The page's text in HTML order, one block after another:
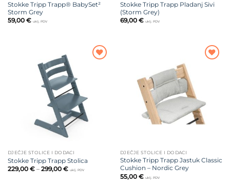
Stokke Tripp Trapp® BabySet²
Storm Grey
59,00 € uklj. PDV
Stokke Tripp Trapp Pladanj Sivi
(Storm Grey)
69,00 € uklj. PDV
DJEČJE STOLICE I DODACI
Stokke Tripp Trapp Stolica
229,00 € – 299,00 €Raspon
uklj. PDV
DJEČJE STOLICE I DODACI
Stokke Tripp Trapp Jastuk Classic
Cushion – Nordic Grey
55,00 € uklj. PDV